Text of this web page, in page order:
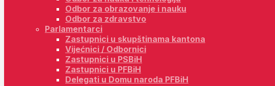
Odbor za obrazovanje i nauku
Odbor za zdravstvo
Parlamentarci
Zastupnici u skupštinama kantona
Vijećnici / Odbornici
Zastupnici u PSBiH
Zastupnici u PFBiH
Delegati u Domu naroda PFBiH